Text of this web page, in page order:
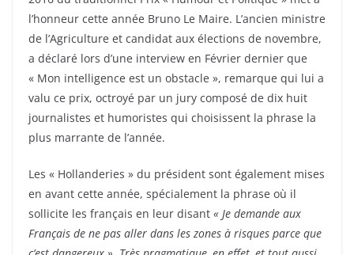
l’honneur cette année Bruno Le Maire. L’ancien ministre
de l’Agriculture et candidat aux élections de novembre,
a déclaré lors d’une interview en Février dernier que
« Mon intelligence est un obstacle », remarque qui lui a
valu ce prix, octroyé par un jury composé de dix huit
journalistes et humoristes qui choisissent la phrase la
plus marrante de l’année.
Les « Hollanderies » du président sont également mises
en avant cette année, spécialement la phrase où il
sollicite les français en leur disant « Je demande aux
Français de ne pas aller dans les zones à risques parce que